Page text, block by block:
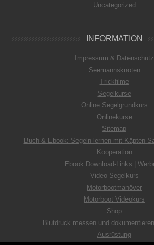
Uncategorized
INFORMATION
Impressum & Datenschutz
Seemannsknoten
Trickfilme
Segelkurse
Online Segelgrundkurs
Onlinekurse
Sitemap
Buch & Ebook: Segeln lernen mit Käpten
Kooperation
Ebook Download-Links |
Video-Segelkurs
Motorbootmanöver
Motorboot Videokurs
Shop
Blutdruck messen und
Ausrüstung